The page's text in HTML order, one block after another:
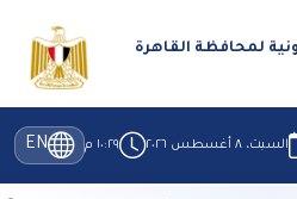
لمحافظة القاهرة
السبت، ٨ أغسطس ٢٠٢٦ ١٠:٢٩ م EN